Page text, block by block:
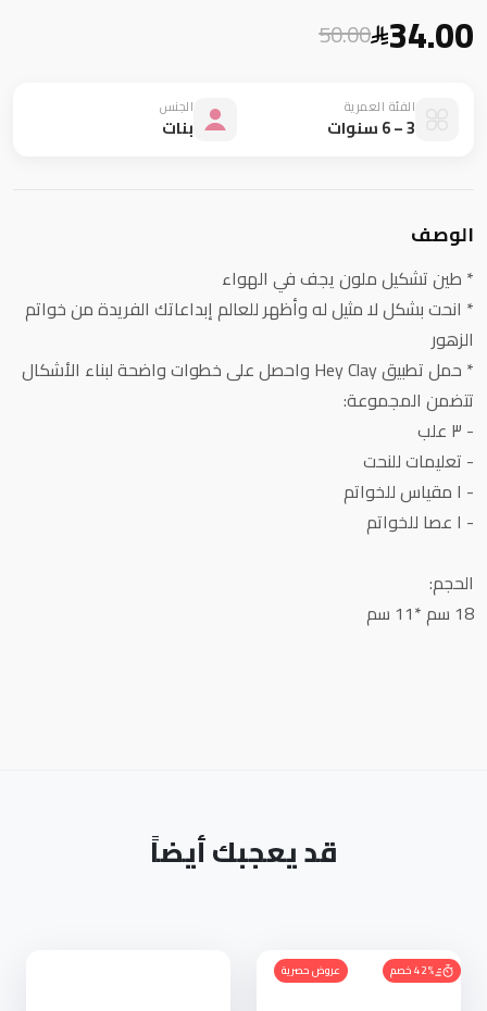
34.00
50.00
الفئة العمرية
3 – 6 سنوات
الجنس
بنات
الوصف
* طين تشكيل ملون يجف في الهواء
* انحت بشكل لا مثيل له وأظهر للعالم إبداعاتك الفريدة من خواتم
الزهور
* حمل تطبيق Hey Clay واحصل على خطوات واضحة لبناء الأشكال
تتضمن المجموعة:
- ٣ علب
- تعليمات للنحت
- ١ مقياس للخواتم
- ١ عصا للخواتم
الحجم:
18 سم *11 سم
قد يعجبك أيضاً
42% خصم عروض حصرية